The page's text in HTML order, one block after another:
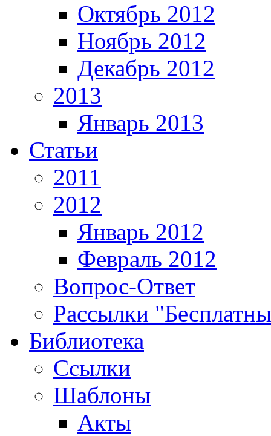
Октябрь 2012
Ноябрь 2012
Декабрь 2012
2013
Январь 2013
Статьи
2011
2012
Январь 2012
Февраль 2012
Вопрос-Ответ
Рассылки
Библиотека
Ссылки
Шаблоны
Акты